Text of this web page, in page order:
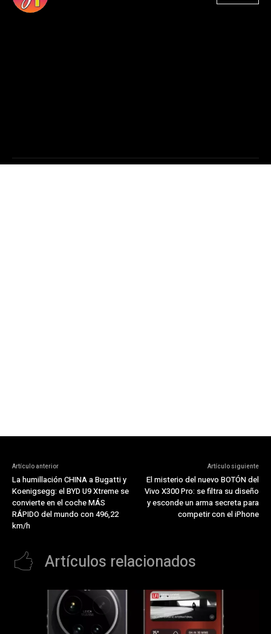
Artículo anterior
La humillación CHINA a Bugatti y
Koenigsegg: el BYD U9 Xtreme se
convierte en el coche MÁS
RÁPIDO del mundo con 496,22
km/h
Artículo siguiente
El misterio del nuevo BOTÓN del
Vivo X300 Pro: se filtra su diseño
y esconde un arma secreta para
competir con el iPhone
Artículos relacionados